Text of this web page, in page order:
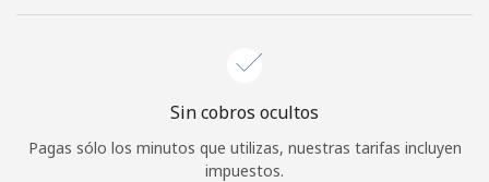
Sin cobros ocultos
Pagas sólo los minutos que utilizas, nuestras tarifas incluyen
impuestos.